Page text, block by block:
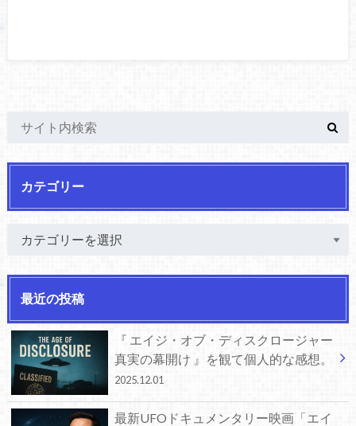
カテゴリー
最近の投稿
『 エイジ・オブ・ディスクロージャー
真実の幕開け 』を観て個人的な感想。
2025.12.01
最新UFOドキュメンタリー映画「エイ